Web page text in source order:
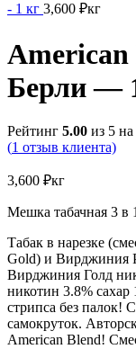
- 1 кг 3,600 ₽кг
Берли —
Рейтинг 5.00 из 5
(1 отзыв клиента)
3,600 ₽кг
Мешка табачная 3 в 1
Табак в нарезке
Gold) и Вирджиния
Вирджиния Голд
никотин 3.8%
стрипса без палок!
самокруток.
American Blend!